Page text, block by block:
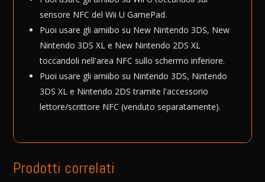
sensore NFC del Wii U GamePad.
Puoi usare gli amiibo su New Nintendo 3DS, New
Nintendo 3DS XL e New Nintendo 2DS XL
toccandoli nell'area NFC sullo schermo inferiore.
Puoi usare gli amiibo su Nintendo 3DS, Nintendo
3DS XL e Nintendo 2DS tramite l'accessorio
lettore/scrittore NFC (venduto separatamente).
Prodotti correlati